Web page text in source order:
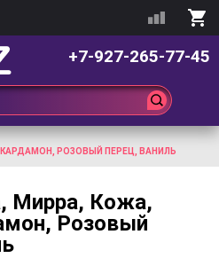
+7-927-265-77-45
РОЗОВЫЙ ПЕРЕЦ, ВАНИЛЬ
Мирра, Кожа,
Розовый